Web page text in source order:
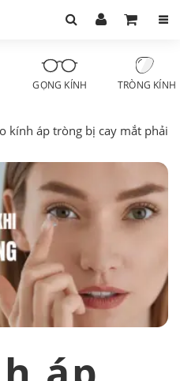
GỌNG KÍNH TRÒNG KÍNH
kính áp tròng bị cay mắt phải